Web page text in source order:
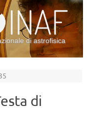
di astrofisica
di